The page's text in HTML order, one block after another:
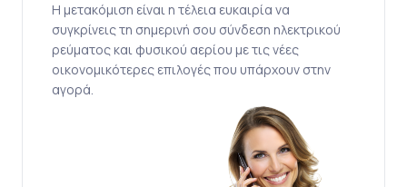
Η μετακόμιση είναι η τέλεια ευκαιρία να
συγκρίνεις τη σημερινή σου σύνδεση ηλεκτρικού
ρεύματος και φυσικού αερίου με τις νέες
οικονομικότερες επιλογές που υπάρχουν στην
αγορά.